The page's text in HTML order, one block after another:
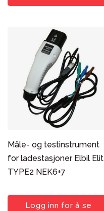
Måle- og testinstrument
for ladestasjoner Elbil Elit
TYPE2 NEK6+7
Logg inn for å se